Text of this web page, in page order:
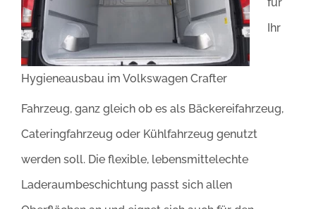
Hygieneausbau im Volkswagen Crafter
Ihr
Fahrzeug, ganz gleich ob es als Bäckereifahrzeug,
Cateringfahrzeug oder Kühlfahrzeug genutzt
werden soll. Die flexible, lebensmittelechte
Laderaumbeschichtung passt sich allen